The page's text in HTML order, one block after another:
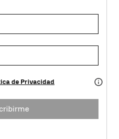
de Privacidad